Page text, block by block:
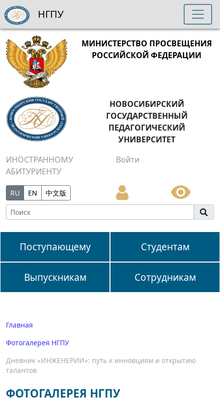
МИНИСТЕРСТВО ПРОСВЕЩЕНИЯ
РОССИЙСКОЙ ФЕДЕРАЦИИ
НОВОСИБИРСКИЙ
ГОСУДАРСТВЕННЫЙ
ПЕДАГОГИЧЕСКИЙ
УНИВЕРСИТЕТ
ИНОСТРАННОМУ
АБИТУРИЕНТУ
Войти
RU EN 中文版
Поступающему Студентам
Выпускникам Сотрудникам
НГПУ
Главная
Фотогалерея НГПУ
Дневник «ИНЖЕНЕРИИ»: путь к инновциям и открытию
талантов
ФОТОГАЛЕРЕЯ НГПУ